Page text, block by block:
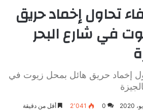
تحاول إخماد حريق
في شارع البحر
إخماد حريق هائل بمحل زيوت في
0 2٬041 أقل من دقيقة